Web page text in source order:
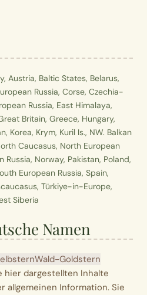
Austria, Baltic States, Belarus,
Russia, Corse, Czechia-
Russia, East Himalaya,
Britain, Greece, Hungary,
Korea, Krym, Kuril Is., NW. Balkan
Caucasus, North European
Russia, Norway, Pakistan, Poland,
European Russia, Spain,
Türkiye-in-Europe,
Siberia
Namen
Wald-Goldstern
hier dargestellten Inhalte
allgemeinen Information. Sie